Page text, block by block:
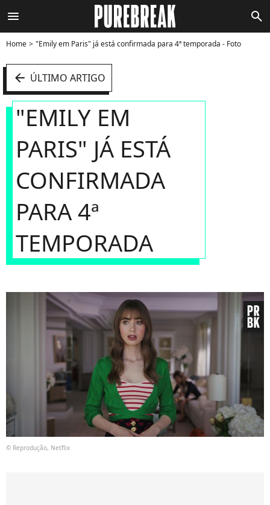
menu search
Home "Emily em Paris" já está confirmada para 4ª temporada - Foto
arrow_left ÚLTIMO ARTIGO
"EMILY EM
PARIS" JÁ ESTÁ
CONFIRMADA
PARA 4ª
TEMPORADA
© Reprodução, Netflix